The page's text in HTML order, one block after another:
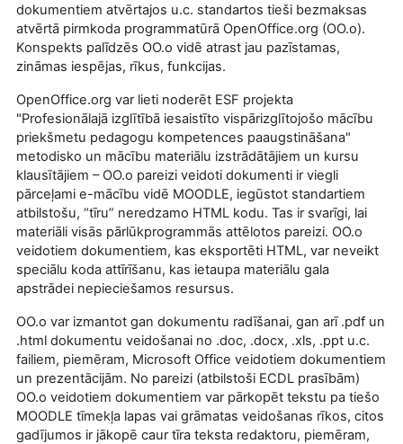
dokumentiem atvērtajos u.c. standartos tieši bezmaksas
atvērtā pirmkoda programmatūrā OpenOffice.org (OO.o).
Konspekts palīdzēs OO.o vidē atrast jau pazīstamas,
zināmas iespējas, rīkus, funkcijas.
OpenOffice.org var lieti noderēt ESF projekta
"Profesionālajā izglītībā iesaistīto vispārizglītojošo mācību
priekšmetu pedagogu kompetences paaugstināšana"
metodisko un mācību materiālu izstrādātājiem un kursu
klausītājiem – OO.o pareizi veidoti dokumenti ir viegli
pārceļami e-mācību vidē MOODLE, iegūstot standartiem
atbilstošu, “tīru” neredzamo HTML kodu. Tas ir svarīgi, lai
materiāli visās pārlūkprogrammās attēlotos pareizi. OO.o
veidotiem dokumentiem, kas eksportēti HTML, var neveikt
speciālu koda attīrīšanu, kas ietaupa materiālu gala
apstrādei nepieciešamos resursus.
OO.o var izmantot gan dokumentu radīšanai, gan arī .pdf un
.html dokumentu veidošanai no .doc, .docx, .xls, .ppt u.c.
failiem, piemēram, Microsoft Office veidotiem dokumentiem
un prezentācijām. No pareizi (atbilstoši ECDL prasībām)
OO.o veidotiem dokumentiem var pārkopēt tekstu pa tiešo
MOODLE tīmekļa lapas vai grāmatas veidošanas rīkos, citos
gadījumos ir jākopē caur tīra teksta redaktoru, piemēram,